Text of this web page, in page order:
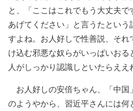
と、「ここはこれでもう大丈夫
あげてください」と言うたという
すよね。お人好しで性善説、そ
け込む邪悪な奴らがいっぱいお
人がしっかり認識しといたらええ
お人好しの安倍ちゃん、「中国
のようやから、習近平さんには何